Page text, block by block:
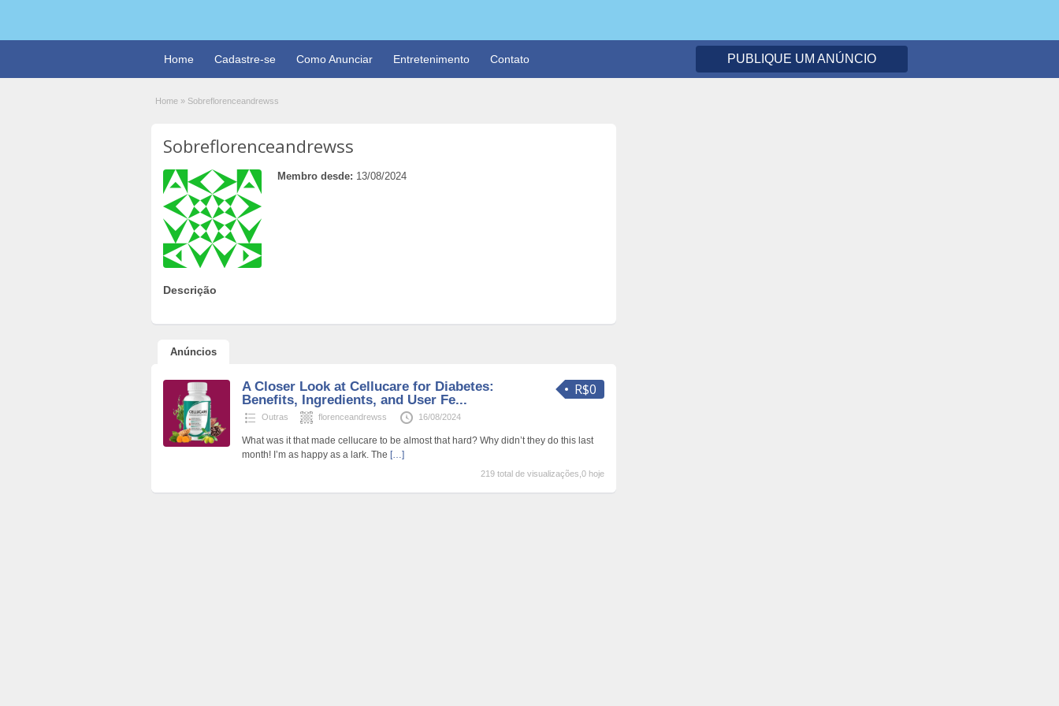
Home Cadastre-se Como Anunciar Entretenimento Contato PUBLIQUE UM ANÚNCIO
Home » Sobreflorenceandrewss
Sobreflorenceandrewss
Membro desde: 13/08/2024
Descrição
Anúncios
R$0
A Closer Look at Cellucare for Diabetes:
Benefits, Ingredients, and User Fe...
Outras florenceandrewss 16/08/2024
What was it that made cellucare to be almost that hard? Why didn’t they do this last
month! I’m as happy as a lark. The […]
219 total de visualizações,0 hoje